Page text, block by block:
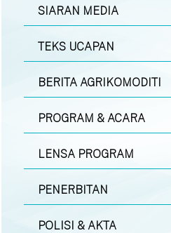
SIARAN MEDIA
TEKS UCAPAN
BERITA AGRIKOMODITI
PROGRAM & ACARA
LENSA PROGRAM
PENERBITAN
POLISI & AKTA